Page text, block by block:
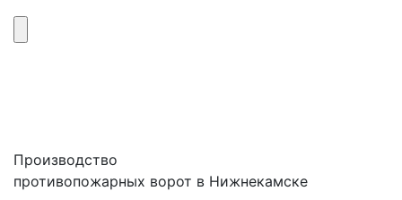
Производство
противопожарных ворот в Нижнекамске